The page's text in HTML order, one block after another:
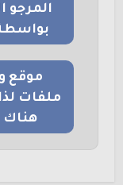
المرجو
موقع
ملفات
هناك